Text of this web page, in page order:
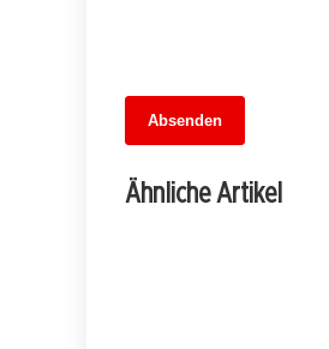
Absenden
Ähnliche Artikel
kulturelles Herz